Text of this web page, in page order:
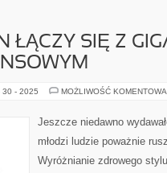
ŁĄCZY SIĘ Z
30 - 2025 MOŻLIWOŚĆ
Jeszcze niedawno
młodzi ludzie poważnie
Wyróżnianie zdrowego